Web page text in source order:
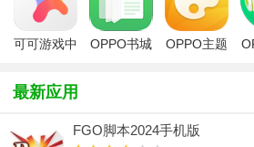
可可游戏中
OPPO书城
OPPO主题
最新应用
FGO脚本2024手机版